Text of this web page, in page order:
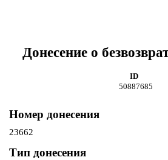
Донесение о
ID
50887685
Номер донесения
23662
Тип донесения